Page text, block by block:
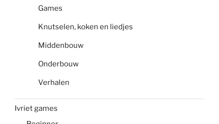
Games
Knutselen, koken en liedjes
Middenbouw
Onderbouw
Verhalen
Ivriet games